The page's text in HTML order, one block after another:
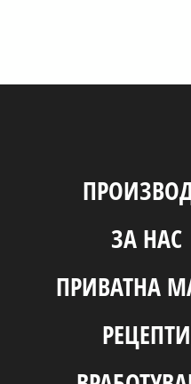
ЗА НАС
ПРИВАТНА
РЕЦЕПТИ